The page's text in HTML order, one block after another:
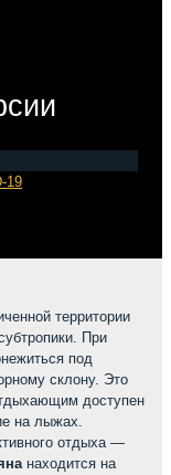
19
территории
При
под
склону. Это
доступен
на лыжах.
отдыха —
находится на